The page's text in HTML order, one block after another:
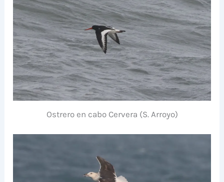
Ostrero en cabo Cervera (S. Arroyo)